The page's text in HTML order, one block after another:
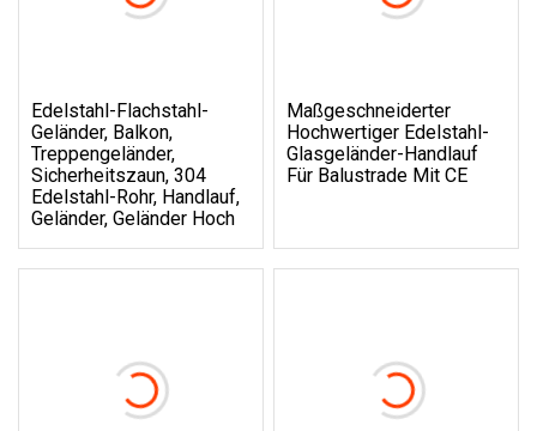
Edelstahl-Flachstahl-
Geländer, Balkon,
Treppengeländer,
Sicherheitszaun, 304
Edelstahl-Rohr, Handlauf,
Geländer, Geländer Hoch
Maßgeschneiderter
Hochwertiger Edelstahl-
Glasgeländer-Handlauf
Für Balustrade Mit CE